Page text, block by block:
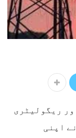
ریگولیٹری
اپنی